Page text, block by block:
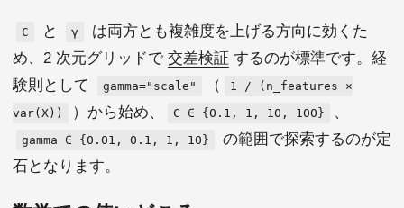
C と γ
は両方とも複雑度を上げる方向に効くた
め、2 次元グリッドで 交差検証 するのが標準です。経
験則として
gamma="scale" （
1 / (n_features ×
var(X))
）から始め、 C ∈ {0.1, 1, 10, 100} 、
gamma ∈ {0.01, 0.1, 1, 10}
の範囲で探索するのが定
石となります。